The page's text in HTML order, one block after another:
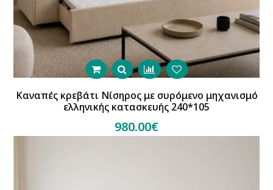
Καναπές κρεβάτι Νίσηρος με συρόμενο μηχανισμό
ελληνικής κατασκευής 240*105
980.00€